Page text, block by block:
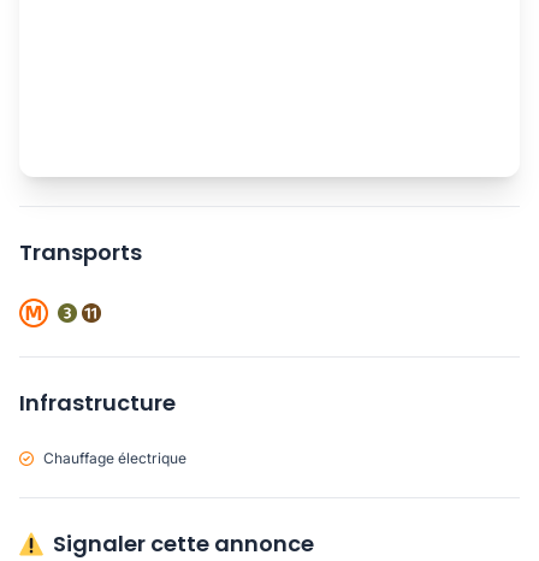
Transports
Infrastructure
Chauffage électrique
Signaler cette annonce